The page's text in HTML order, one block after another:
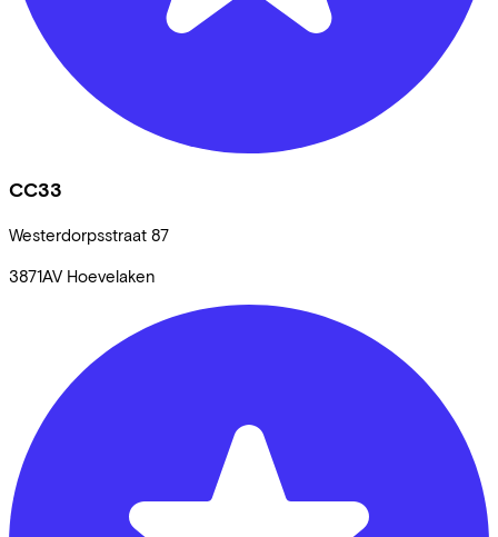
CC33
Westerdorpsstraat 87
3871AV Hoevelaken